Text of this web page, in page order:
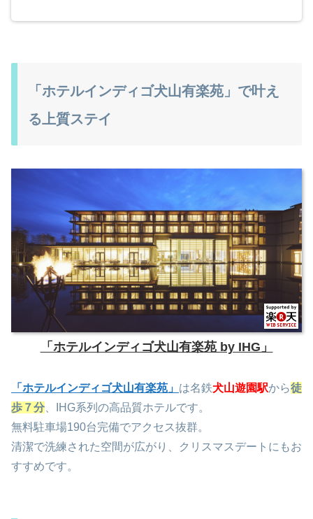
「ホテルインディゴ犬山有楽苑」で叶え
る上質ステイ
「ホテルインディゴ犬山有楽苑 by IHG」
「ホテルインディゴ犬山有楽苑」 は名鉄犬山遊園駅から徒
歩７分 、IHG系列の高品質ホテルです。
無料駐車場190台完備でアクセス抜群。
清潔で洗練された空間が広がり、クリスマスデートにもお
すすめです。